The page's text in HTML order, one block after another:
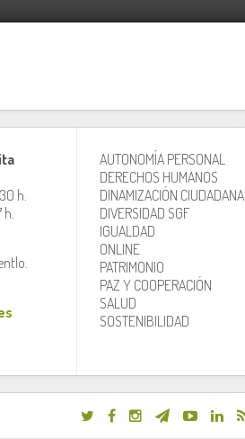
h.
h.
AUTONOMÍA PERSONAL
DERECHOS HUMANOS
DINAMIZACIÓN CIUDADANA
DIVERSIDAD SGF
IGUALDAD
ONLINE
PATRIMONIO
PAZ Y COOPERACIÓN
SALUD
SOSTENIBILIDAD